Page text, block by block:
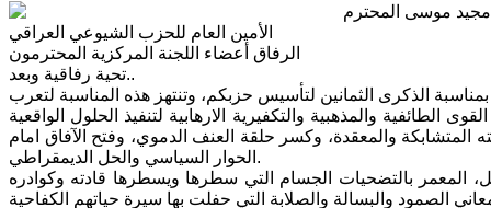
مجيد موسى المحترم
الأمين العام للحزب الشيوعي العراقي
الرفاق أعضاء اللجنة المركزية المحترمون
تحية رفاقية وبعد..
الذكرى الثمانين لتأسيس حزبكم، وتنتهز هذه المناسبة لتعرب
والمذهبية والتكفيرية الارهابية لتنفيذ الحلول الواقعية
والمعقدة، وكسر حلقة العنف الدموي، وفتح الآفاق امام
الحوار السياسي والحل الديمقراطي.
المعمر بالتضحيات الجسام التي سطرها ويسطرها قادته وكوادره